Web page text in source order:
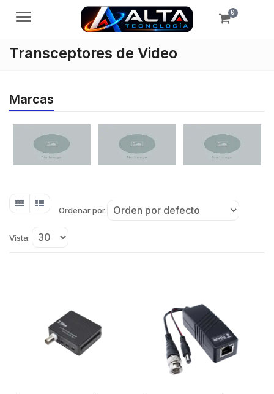
Menú 0
Transceptores de Video
Marcas
Ordenar por:
Vista: